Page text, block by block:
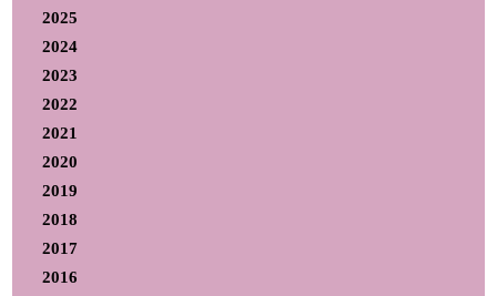
2025
2024
2023
2022
2021
2020
2019
2018
2017
2016